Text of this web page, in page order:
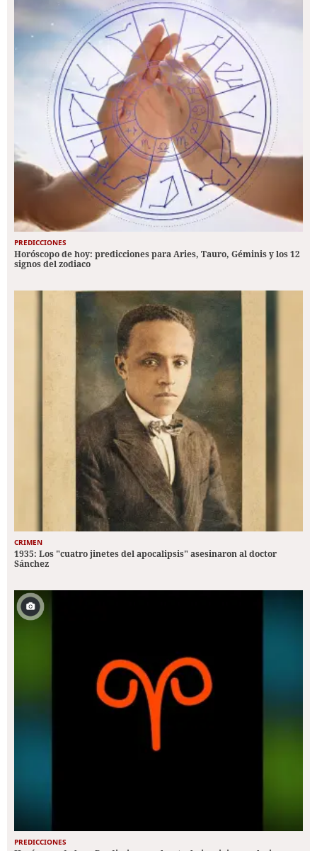
PREDICCIONES
Horóscopo de hoy: predicciones para Aries, Tauro, Géminis y los 12
signos del zodiaco
CRIMEN
1935: Los "cuatro jinetes del apocalipsis" asesinaron al doctor
Sánchez
PREDICCIONES